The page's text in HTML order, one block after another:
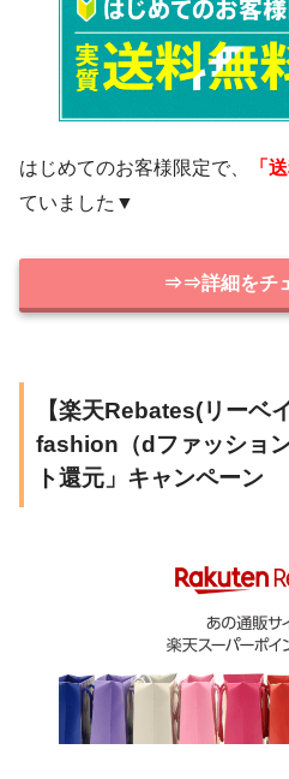
はじめてのお客様限定で、 「
ていました▼
⇒⇒詳細をチ
【楽天Rebates(リーベ
fashion（dファッショ
ト還元」キャンペーン